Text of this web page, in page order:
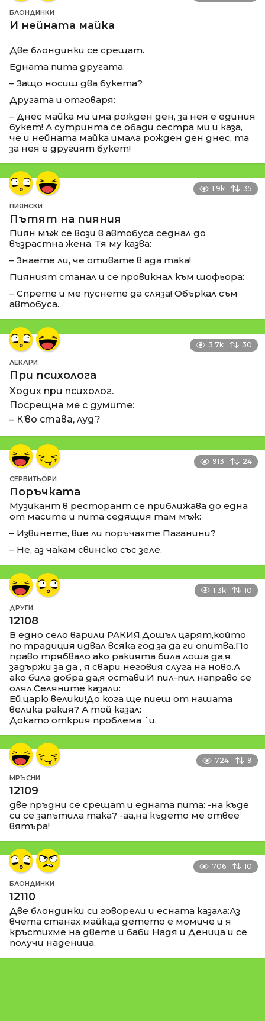
БЛОНДИНКИ
И нейната майка
Две блондинки се срещат.
Едната пита другата:
– Защо носиш два букета?
Другата и отговаря:
– Днес майка ми има рожден ден, за нея е единия
букет! А сутринта се обади сестра ми и каза,
че и нейната майка имала рожден ден днес, та
за нея е другият букет!
1.9k 35
ПИЯНСКИ
Пътят на пияния
Пиян мъж се вози в автобуса седнал до
възрастна жена. Тя му казва:
– Знаете ли, че отивате в ада така!
Пияният станал и се провикнал към шофьора:
– Спрете и ме пуснете да сляза! Объркал съм
автобуса.
3.7k 30
ЛЕКАРИ
При психолога
Ходих при психолог.
Посрещна ме с думите:
– К’во става, луд?
913 24
СЕРВИТЬОРИ
Поръчката
Музикант в ресторант се приближава до една
от масите и пита седящия там мъж:
– Извинете, вие ли поръчахте Паганини?
– Не, аз чакам свинско със зеле.
1.3k 10
ДРУГИ
12108
В едно село варили РАКИЯ.Дошъл царят,който
по традиция идвал всяка год.за да ги опитва.По
право трябвало ако ракията била лоша да,я
задържи за да , я свари неговия слуга на ново.А
ако била добра да,я остави.И пил-пил направо се
олял.Селяните казали:
Ей,царю велики!До кога ще пиеш от нашата
велика ракия? А той казал:
Докато открия проблема `и.
724 9
МРЪСНИ
12109
две пръдни се срещат и едната пита: -на къде
си се запътила така? -аа,на където ме отвее
вятъра!
706 10
БЛОНДИНКИ
12110
Две блондинки си говорели и есната казала:Аз
вчета станах майка,а детето е момиче и я
кръстихме на двете и баби Надя и Деница и се
получи наденица.